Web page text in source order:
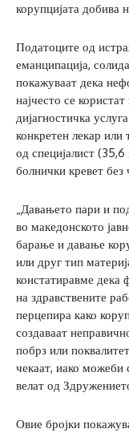
корупцијата добива
Податоците од
еманципација,
покажуваат дека
најчесто се
дијагностичка
конкретен лекар
од специјалист
болнички кревет
„Давањето пари и
во македонското
барање и давање
или друг тип
констатиравме дека
на здравствените
перцепира како
создаваат
побрз или
чекаат, иако можеби
велат од
Овие бројки